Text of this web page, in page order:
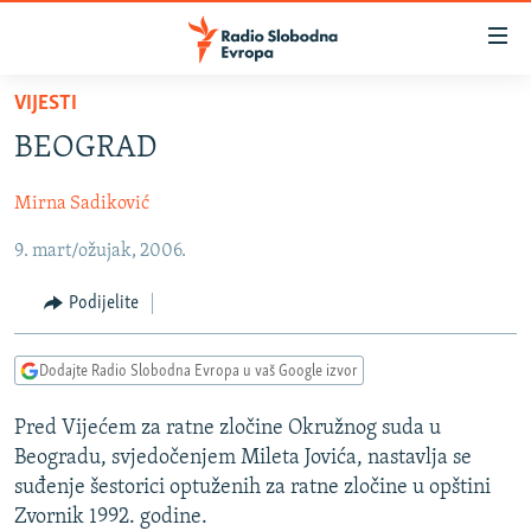
Pređite
glavni
Pređite
na
navigaciju
Pređite
na
pretragu
SRBIJA
KOSOVO
CRNA GORA
VIZUELNO
VIDEO
FOTOGALERIJE
INFOGRAFIKE
PODCASTI
RAT U UKRAJINI
KINA NA BALKANU
RSE PRIČE IZ SVIJETA
VIJESTI
BEOGRAD
Mirna Sadiković
9. mart/ožujak, 2006.
Podijelite
Dodajte Radio Slobodna Evropa u vaš Google izvor
Pred Vijećem za ratne zločine Okružnog suda u
Beogradu, svjedočenjem Mileta Jovića, nastavlja se
suđenje šestorici optuženih za ratne zločine u opštini
Zvornik 1992. godine.